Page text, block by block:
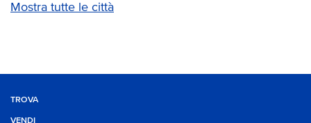
Mostra tutte le città
TROVA
VENDI